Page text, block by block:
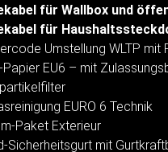
für Wallbox und
für
Umstellung WLTP mit
Papier EU6 – mit
EURO 6 Technik
Paket Exterieur
Sicherheitsgurt mit